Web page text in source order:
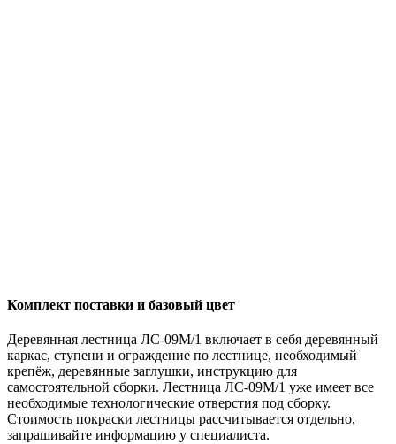
Комплект поставки и базовый цвет
Деревянная лестница ЛС-09М/1 включает в себя деревянный
каркас, ступени и ограждение по лестнице, необходимый
крепёж, деревянные заглушки, инструкцию для
самостоятельной сборки. Лестница ЛС-09М/1 уже имеет все
необходимые технологические отверстия под сборку.
Стоимость покраски лестницы рассчитывается отдельно,
запрашивайте информацию у специалиста.